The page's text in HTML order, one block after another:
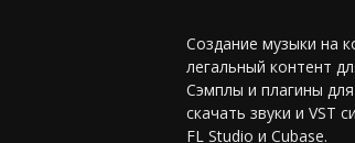
Создание музыки на
легальный контент
Сэмплы и плагины
скачать звуки и VST
FL Studio и Cubase.